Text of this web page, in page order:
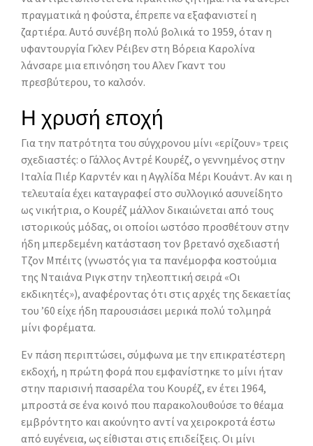
πραγματικά η φούστα, έπρεπε να εξαφανιστεί η
ζαρτιέρα. Αυτό συνέβη πολύ βολικά το 1959, όταν η
υφαντουργία Γκλεν Ρέιβεν στη Βόρεια Καρολίνα
λάνσαρε μια επινόηση του Αλεν Γκαντ του
πρεσβύτερου, το καλσόν.
Η χρυσή εποχή
Για την πατρότητα του σύγχρονου μίνι «ερίζουν» τρεις
σχεδιαστές: ο Γάλλος Αντρέ Κουρέζ, ο γεννημένος στην
Ιταλία Πιέρ Καρντέν και η Αγγλίδα Μέρι Κουάντ. Αν και η
τελευταία έχει καταγραφεί στο συλλογικό ασυνείδητο
ως νικήτρια, ο Κουρέζ μάλλον δικαιώνεται από τους
ιστορικούς μόδας, οι οποίοι ωστόσο προσθέτουν στην
ήδη μπερδεμένη κατάσταση τον βρετανό σχεδιαστή
Τζον Μπέιτς (γνωστός για τα πανέμορφα κοστούμια
της Νταιάνα Ριγκ στην τηλεοπτική σειρά «Οι
εκδικητές»), αναφέροντας ότι στις αρχές της δεκαετίας
του ’60 είχε ήδη παρουσιάσει μερικά πολύ τολμηρά
μίνι φορέματα.
Εν πάση περιπτώσει, σύμφωνα με την επικρατέστερη
εκδοχή, η πρώτη φορά που εμφανίστηκε το μίνι ήταν
στην παρισινή πασαρέλα του Κουρέζ, εν έτει 1964,
μπροστά σε ένα κοινό που παρακολουθούσε το θέαμα
εμβρόντητο και ακούνητο αντί να χειροκροτά έστω
από ευγένεια, ως είθισται στις επιδείξεις. Οι μίνι